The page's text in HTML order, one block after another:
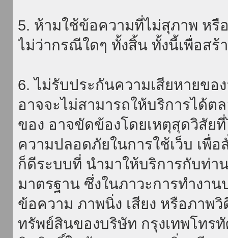
5. ห้ามใช้ข้อความที่ไม่สุภาพ หรื
ไม่ว่ากรณีใดๆ ทั้งสิ้น ทั้งนี้เพื่อสร้
6. ไม่รับประกันความเสียหายขอ
อาจจะไม่สามารถให้บริการได้ต
ของ อาจขัดข้องโดยเหตุสุดวิสัย
ความปลอดภัยในการใช้เว็บ เพื่
ก็ดีระบบที่ นำมาให้บริการกับท่
มาตรฐาน ซึ่งในภาวะการทำงา
ข้อความ ภาพนิ่ง เสียง หรือภาพ
ทรัพย์สินของบริษัท กรุงเทพโทร